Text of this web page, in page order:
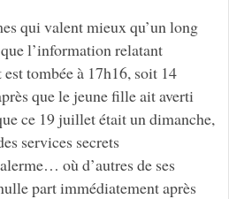
qui valent mieux qu’un long
l’information relatant
tombée à 17h16, soit 14
que le jeune fille ait averti
ce 19 juillet était un dimanche,
services secrets
où d’autres de ses
part immédiatement après